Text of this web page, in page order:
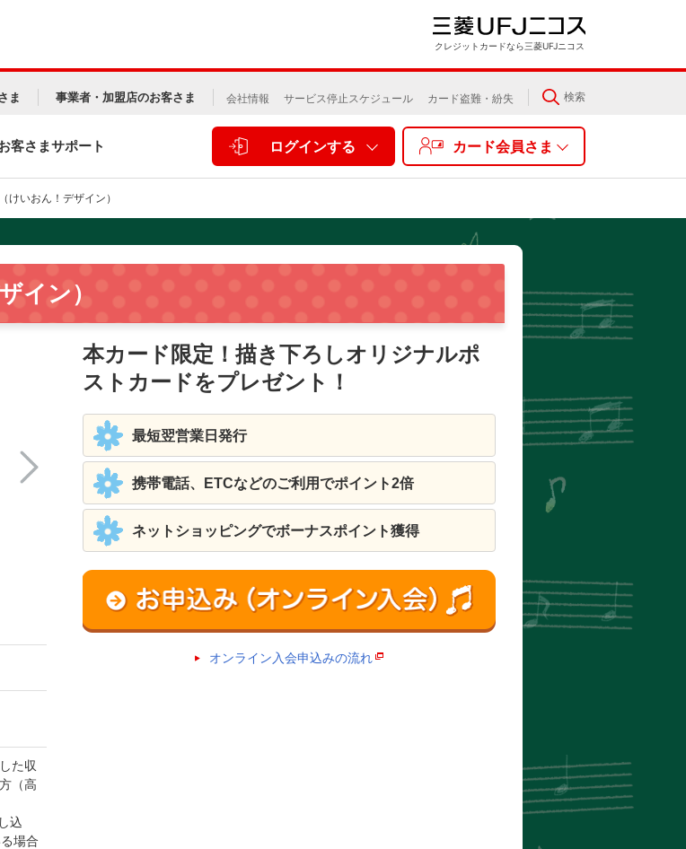
クレジットカードなら三菱UFJニコス
ま 事業者・加盟店のお客さま 会社情報 サービス停止スケジュール カード盗難・紛失 検索
客さまサポート ログインする カード会員さま
けいおん！デザイン）
イン）
楽器
本カード限定！描き下ろしオリジナルポ
ストカードをプレゼント！
最短翌営業日発行
携帯電話、ETCなどのご利用でポイント2倍
ネットショッピングでボーナスポイント獲得
オンライン入会申込みの流れ
た収
（高
込
場合